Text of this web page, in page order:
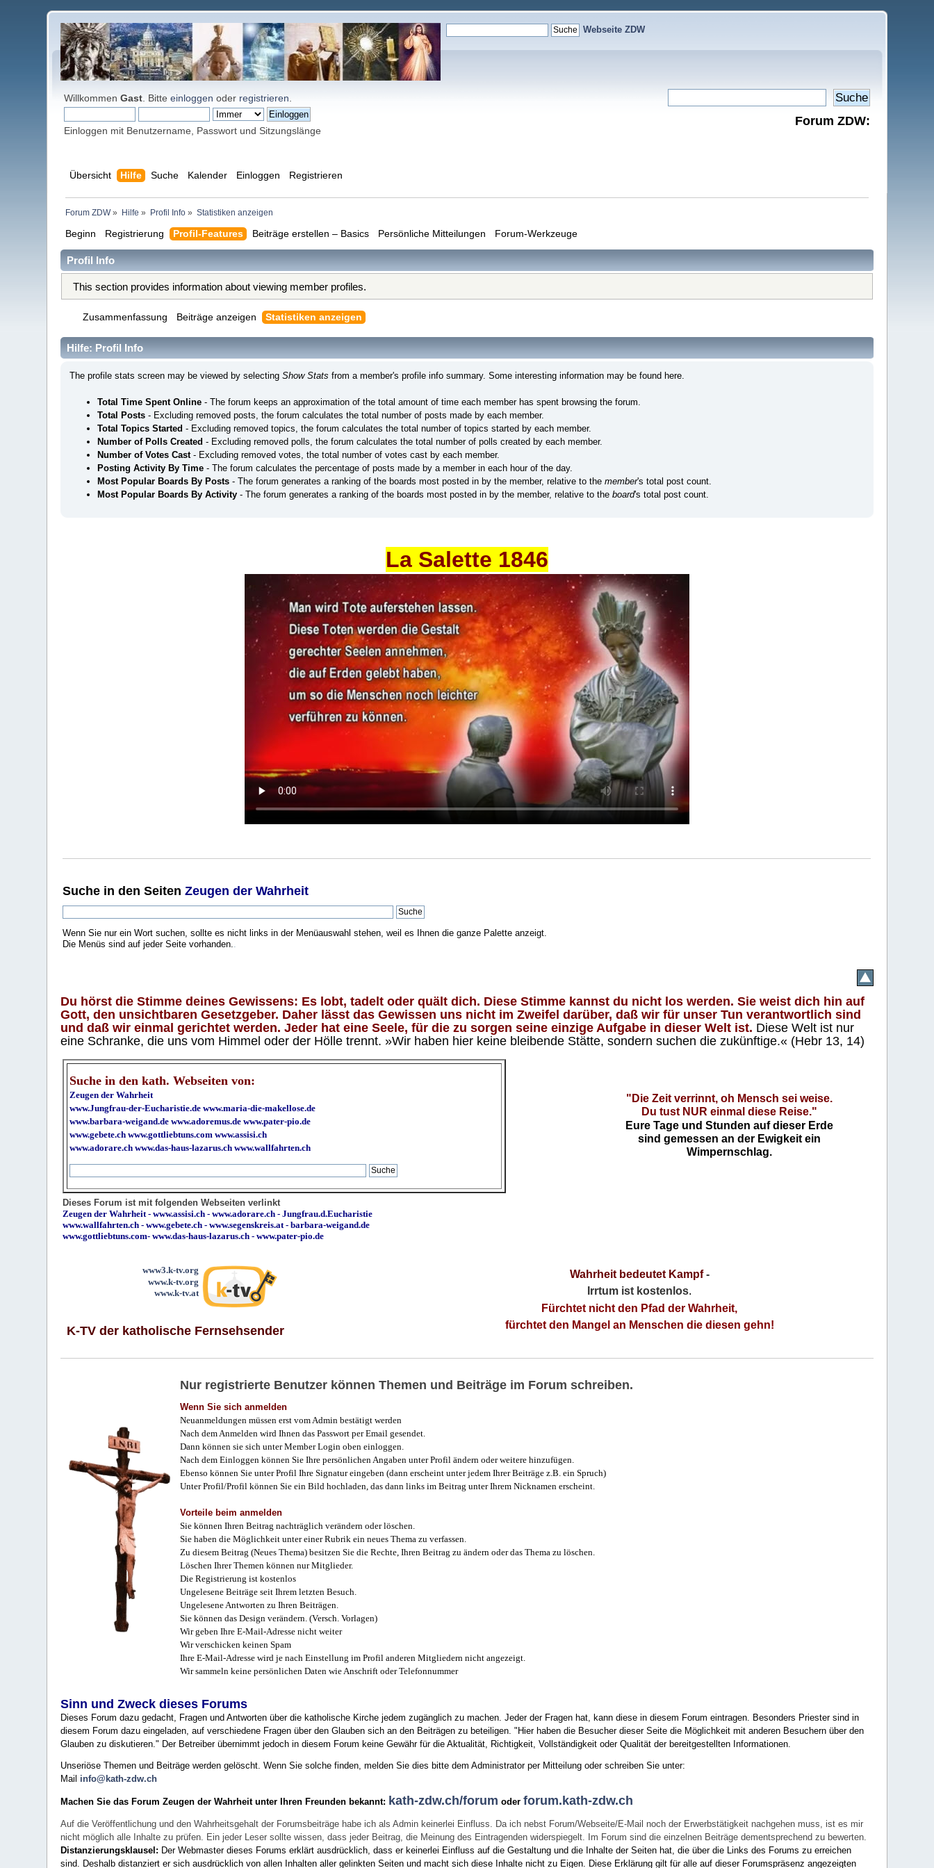
Webseite ZDW
WillkommenGast . Bitteeinloggen oder registrieren
Einloggen mit Benutzername, Passwort und Sitzungslänge
Forum ZDW:
Übersicht Hilfe Suche Kalender Einloggen Registrieren
Forum ZDW» Hilfe » Profil Info» Statistiken anzeigen
Beginn Registrierung Profil-Features Beiträge erstellen – Basics Persönliche Mitteilungen Forum-Werkzeuge
Profil Info
This section provides information about viewing member profiles.
Zusammenfassung Beiträge anzeigen Statistiken anzeigen
Hilfe: Profil Info
The profile stats screen may be viewed by selecting Show Stats from a member's profile info summary. Some interesting information may be found here.
Total Time Spent Online - The forum keeps an approximation of the total amount of time each member has spent browsing the forum.
Total Posts - Excluding removed posts, the forum calculates the total number of posts made by each member.
Total Topics Started - Excluding removed topics, the forum calculates the total number of topics started by each member.
Number of Polls Created - Excluding removed polls, the forum calculates the total number of polls created by each member.
Number of Votes Cast- Excluding removed votes, the total number of votes cast by each member.
Posting Activity By Time - The forum calculates the percentage of posts made by a member in each hour of the day.
Most Popular Boards By Posts - The forum generates a ranking of the boards most posted in by the member, relative to the member's total post count.
Most Popular Boards By Activity - The forum generates a ranking of the boards most posted in by the member, relative to the board's total post count.
La Salette 1846
Suche in den SeitenZeugen der Wahrheit
Wenn Sie nur ein Wort suchen, sollte es nicht links in der Menüauswahl stehen, weil es Ihnen die ganze Palette anzeigt.
Die Menüs sind auf jeder Seite vorhanden.
Du hörst die Stimme deines Gewissens: Es lobt, tadelt oder quält dich. Diese Stimme kannst du nicht los werden. Sie weist dich hin auf
Gott, den unsichtbaren Gesetzgeber. Daher lässt das Gewissen uns nicht im Zweifel darüber, daß wir für unser Tun verantwortlich sind
und daß wir einmal gerichtet werden. Jeder hat eine Seele, für die zu sorgen seine einzige Aufgabe in dieser Welt ist. Diese Welt ist nur
eine Schranke, die uns vom Himmel oder der Hölle trennt. »Wir haben hier keine bleibende Stätte, sondern suchen die zukünftige.« (Hebr 13, 14)
Suche in den kath. Webseiten von:
Zeugen der Wahrheit
www.Jungfrau-der-Eucharistie.de www.maria-die-makellose.de
www.barbara-weigand.de www.adoremus.de www.pater-pio.de
www.gebete.ch www.gottliebtuns.com www.assisi.ch
www.adorare.ch www.das-haus-lazarus.ch www.wallfahrten.ch
"Die Zeit verrinnt, oh Mensch sei weise.
Du tust NUR einmal diese Reise."
Eure Tage und Stunden auf dieser Erde
sind gemessen an der Ewigkeit ein
Wimpernschlag.
Dieses Forum ist mit folgenden Webseiten verlinkt
Zeugen der Wahrheit -www.assisi.ch -www.adorare.ch -Jungfrau.d.Eucharistie
www.wallfahrten.ch -www.gebete.ch -www.segenskreis.at -barbara-weigand.de
www.gottliebtuns.com-www.das-haus-lazarus.ch - www.pater-pio.de
www3.k-tv.org
www.k-tv.org
www.k-tv.at
K-TV der katholische Fernsehsender
Wahrheit bedeutet Kampf-
Irrtum ist kostenlos.
Fürchtet nicht den Pfad der Wahrheit,
fürchtet den Mangel an Menschen die diesen gehn!
Nur registrierte Benutzer können Themen und Beiträge im Forum schreiben.
Wenn Sie sich anmelden
Neuanmeldungen müssen erst vom Admin bestätigt werden
Nach dem Anmelden wird Ihnen das Passwort per Email gesendet.
Dann können sie sich unter Member Login oben einloggen.
Nach dem Einloggen können Sie Ihre persönlichen Angaben unter Profil ändern oder weitere hinzufügen.
Ebenso können Sie unter Profil Ihre Signatur eingeben (dann erscheint unter jedem Ihrer Beiträge z.B. ein Spruch)
Unter Profil/Profil können Sie ein Bild hochladen, das dann links im Beitrag unter Ihrem Nicknamen erscheint.
Vorteile beim anmelden
Sie können Ihren Beitrag nachträglich verändern oder löschen.
Sie haben die Möglichkeit unter einer Rubrik ein neues Thema zu verfassen.
Zu diesem Beitrag (Neues Thema) besitzen Sie die Rechte, Ihren Beitrag zu ändern oder das Thema zu löschen.
Löschen Ihrer Themen können nur Mitglieder.
Die Registrierung ist kostenlos
Ungelesene Beiträge seit Ihrem letzten Besuch.
Ungelesene Antworten zu Ihren Beiträgen.
Sie können das Design verändern. (Versch. Vorlagen)
Wir geben Ihre E-Mail-Adresse nicht weiter
Wir verschicken keinen Spam
Ihre E-Mail-Adresse wird je nach Einstellung im Profil anderen Mitgliedern nicht angezeigt.
Wir sammeln keine persönlichen Daten wie Anschrift oder Telefonnummer
Sinn und Zweck dieses Forums
Dieses Forum dazu gedacht, Fragen und Antworten über die katholische Kirche jedem zugänglich zu machen. Jeder der Fragen hat, kann diese in diesem Forum eintragen. Besonders Priester sind in
diesem Forum dazu eingeladen, auf verschiedene Fragen über den Glauben sich an den Beiträgen zu beteiligen. "Hier haben die Besucher dieser Seite die Möglichkeit mit anderen Besuchern über den
Glauben zu diskutieren." Der Betreiber übernimmt jedoch in diesem Forum keine Gewähr für die Aktualität, Richtigkeit, Vollständigkeit oder Qualität der bereitgestellten Informationen.
Unseriöse Themen und Beiträge werden gelöscht. Wenn Sie solche finden, melden Sie dies bitte dem Administrator per Mitteilung oder schreiben Sie unter:
Mail info@kath-zdw.ch
Machen Sie das Forum Zeugen der Wahrheit unter Ihren Freunden bekannt: kath-zdw.ch/forum oderforum.kath-zdw.ch
Auf die Veröffentlichung und den Wahrheitsgehalt der Forumsbeiträge habe ich als Admin keinerlei Einfluss. Da ich nebst Forum/Webseite/E-Mail noch der Erwerbstätigkeit nachgehen muss, ist es mir
nicht möglich alle Inhalte zu prüfen. Ein jeder Leser sollte wissen, dass jeder Beitrag, die Meinung des Eintragenden widerspiegelt. Im Forum sind die einzelnen Beiträge dementsprechend zu bewerten.
Distanzierungsklausel: Der Webmaster dieses Forums erklärt ausdrücklich, dass er keinerlei Einfluss auf die Gestaltung und die Inhalte der Seiten hat, die über die Links des Forums zu erreichen
sind. Deshalb distanziert er sich ausdrücklich von allen Inhalten aller gelinkten Seiten und macht sich diese Inhalte nicht zu Eigen.
Diese Erklärung gilt für alle auf dieser Forumspräsenz angezeigten